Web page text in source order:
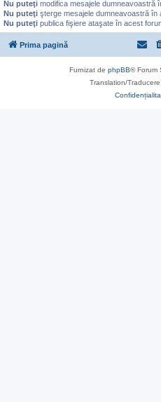
Nu puteţi modifica mesajele dumneavoastră
Nu puteţi şterge mesajele dumneavoastră în
Nu puteţi publica fişiere ataşate în acest
Prima pagină
Furnizat de phpBB® Forum
Translation/Traducere: